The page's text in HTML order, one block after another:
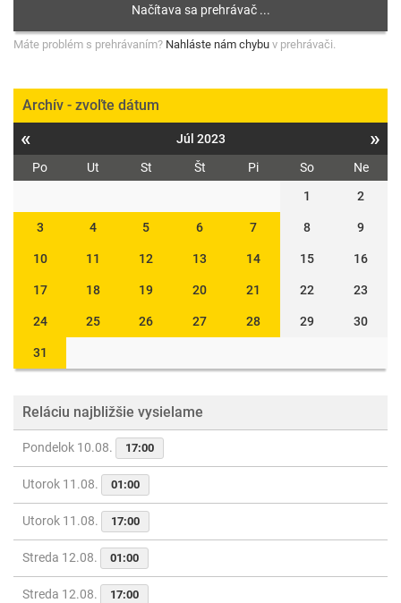
Máte problém s prehrávaním? Nahláste nám chybu v prehrávači.
Archív - zvoľte dátum
« Júl 2023 »
Po Ut St Št Pi So
Ne
1
2
3 4 5 6 7 8 9
10 11 12 13 14 15 16
17 18 19 20 21 22 23
24 25 26 27 28 29 30
31
Reláciu najbližšie vysielame
Pondelok 10.08. 17:00
Utorok 11.08. 01:00
Utorok 11.08. 17:00
Streda 12.08. 01:00
Streda 12.08. 17:00